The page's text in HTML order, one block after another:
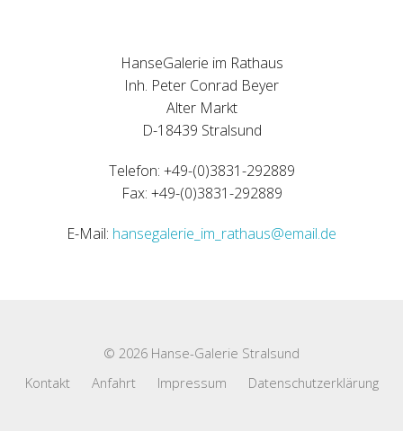
HanseGalerie im Rathaus
Inh. Peter Conrad Beyer
Alter Markt
D-18439 Stralsund
Telefon: +49-(0)3831-292889
Fax: +49-(0)3831-292889
E-Mail: hansegalerie_im_rathaus@email.de
© 2026 Hanse-Galerie Stralsund
Kontakt
Anfahrt Impressum Datenschutzerklärung